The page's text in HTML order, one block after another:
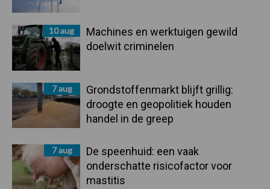
10 aug
Machines en werktuigen gewild
doelwit criminelen
7 aug
Grondstoffenmarkt blijft grillig:
droogte en geopolitiek houden
handel in de greep
7 aug
De speenhuid: een vaak
onderschatte risicofactor voor
mastitis